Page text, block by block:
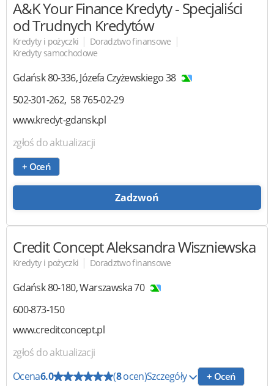
A&K Your Finance Kredyty- Specjaliści
od Trudnych Kredytów
Kredyty i pożyczki | Doradztwo finansowe |
Kredyty samochodowe
Gdańsk80-336,Józefa Czyżewskiego 38
502-301-262 58 765-02-29
www.kredyt-gdansk.pl
zgłoś do aktualizacji
+ Oceń
Zadzwoń
Credit ConceptAleksandra Wiszniewska
Kredyty i pożyczki | Doradztwo finansowe
Gdańsk80-180,Warszawska 70
600-873-150
www.creditconcept.pl
zgłoś do aktualizacji
Ocena6.0 (8ocen)Szczegóły + Oceń